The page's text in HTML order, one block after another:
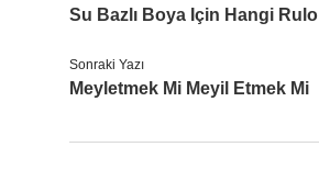
Su Bazlı Boya Için Hangi Rulo
Sonraki Yazı
Meyletmek Mi Meyil Etmek Mi